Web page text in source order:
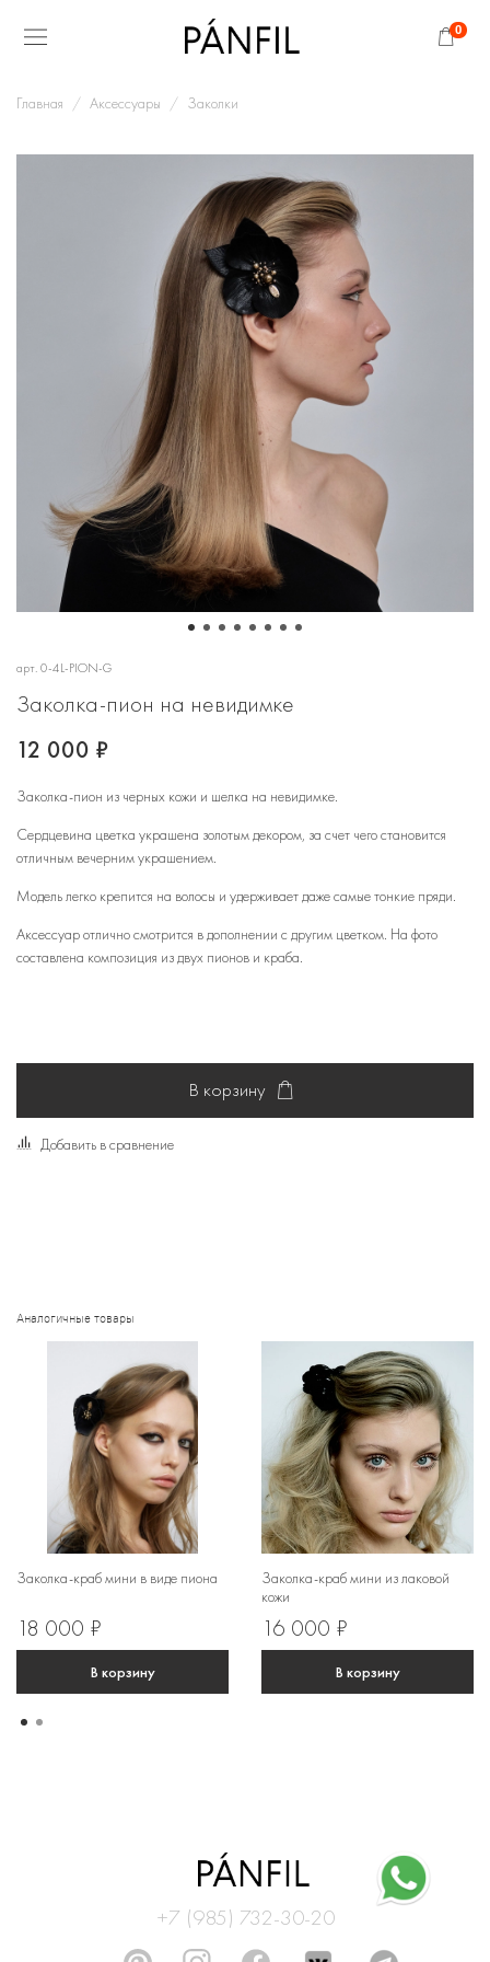
0
Главная Аксессуары Заколки
арт.0-4L-PION-G
Заколка-пион на невидимке
12 000 ₽
Заколка-пион из черных кожи и шелка на невидимке.
Сердцевина цветка украшена золотым декором, за счет чего становится
отличным вечерним украшением.
Модель легко крепится на волосы и удерживает даже самые тонкие пряди.
Аксессуар отлично смотрится в дополнении с другим цветком. На фото
составлена композиция из двух пионов и краба.
В корзину
Добавить в сравнение
Аналогичные товары
Заколка-краб мини в виде пиона
18 000 ₽
В корзину
Заколка-краб мини из лаковой
кожи
16 000 ₽
В корзину
+7 (985) 732-30-20